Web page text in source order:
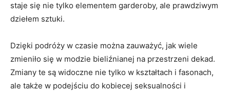
staje​ się nie tylko elementem garderoby, ale prawdziwym
dziełem sztuki.
Dzięki podróży ⁢w czasie można ⁣zauważyć, jak wiele
zmieniło ​się w modzie bieliźnianej na przestrzeni dekad.
Zmiany te są ‌widoczne nie ​tylko ‌w kształtach i fasonach,​
ale także w podejściu ⁣do kobiecej seksualności ​i